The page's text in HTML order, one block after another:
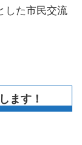
した市民交流
ます！